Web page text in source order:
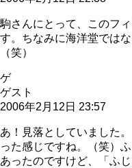
駒さんにとって、このフ
す。ちなみに海洋堂では
（笑）
ゲ
ゲスト
2006年2月12日 23:57
あ！見落としていました
った感じですね。（笑）
あったのですけど、「ふ